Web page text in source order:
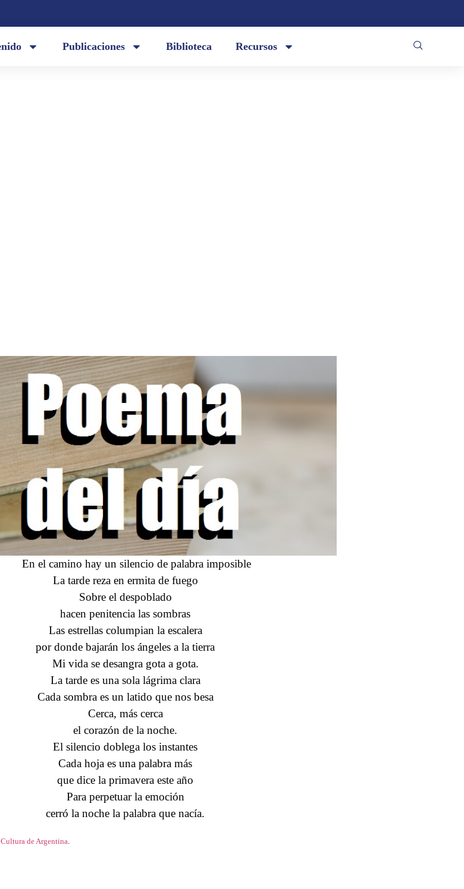
Publicaciones Biblioteca Recursos
En el camino hay un silencio de palabra imposible
La tarde reza en ermita de fuego
Sobre el despoblado
hacen penitencia las sombras
Las estrellas columpian la escalera
por donde bajarán los ángeles a la tierra
Mi vida se desangra gota a gota.
La tarde es una sola lágrima clara
Cada sombra es un latido que nos besa
Cerca, más cerca
el corazón de la noche.
El silencio doblega los instantes
Cada hoja es una palabra más
que dice la primavera este año
Para perpetuar la emoción
cerró la noche la palabra que nacía.
de Argentina.